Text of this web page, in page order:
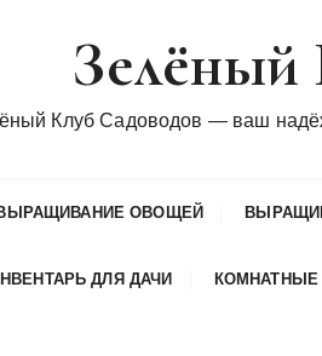
Зелёный
Клуб Садоводов — ваш
ОВОЩЕЙ
ДЛЯ ДАЧИ КОМНАТНЫЕ